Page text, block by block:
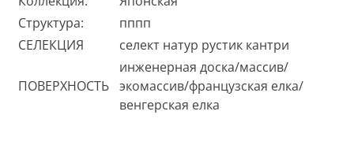
Структура:
пппп
СЕЛЕКЦИЯ
селект натур рустик кантри
ПОВЕРХНОСТЬ
инженерная доска/массив/
экомассив/французская елка/
венгерская елка